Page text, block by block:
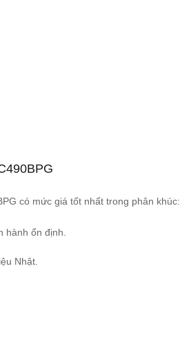
có mức giá tốt nhất trong phân khúc:
hành ổn định.
Nhật.